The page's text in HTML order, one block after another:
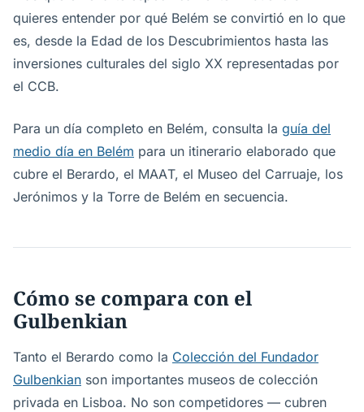
quieres entender por qué Belém se convirtió en lo que
es, desde la Edad de los Descubrimientos hasta las
inversiones culturales del siglo XX representadas por
el CCB.
Para un día completo en Belém, consulta la guía del
medio día en Belém para un itinerario elaborado que
cubre el Berardo, el MAAT, el Museo del Carruaje, los
Jerónimos y la Torre de Belém en secuencia.
Cómo se compara con el
Gulbenkian
Tanto el Berardo como la Colección del Fundador
Gulbenkian son importantes museos de colección
privada en Lisboa. No son competidores — cubren